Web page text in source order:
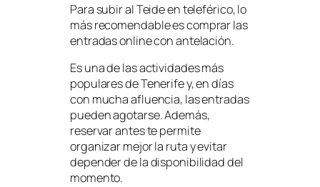
Para subir al Teide en teleférico, lo
más recomendable es comprar las
entradas online con antelación.
Es una de las actividades más
populares de Tenerife y, en días
con mucha afluencia, las entradas
pueden agotarse. Además,
reservar antes te permite
organizar mejor la ruta y evitar
depender de la disponibilidad del
momento.